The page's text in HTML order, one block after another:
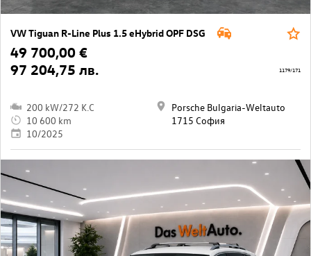
VW Tiguan R-Line Plus 1.5 eHybrid OPF DSG
49 700,00 €
97 204,75 лв.
200 kW/272 K.C
10 600 km
10/2025
Porsche Bulgaria-Weltauto
1715 София
1179/171